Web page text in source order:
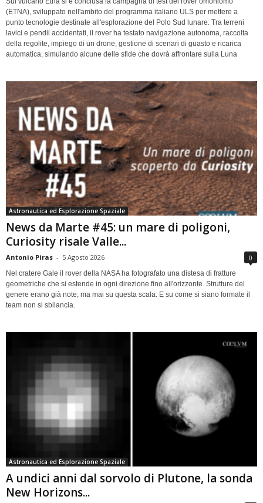
(ETNA), sviluppato nell'ambito del programma italiano ULS per mettere a
punto tecnologie destinate all'esplorazione del Polo Sud lunare. Tra terreni
lavici e pendii accidentati, il rover ha testato navigazione autonoma, raccolta
della regolite, impiego di un drone, gestione di scenari di guasto e ricarica
automatica, simulando alcune delle sfide che dovrà affrontare sulla Luna
Astronautica ed Esplorazione Spaziale
News da Marte #45: un mare di poligoni,
Curiosity risale Valle...
Antonio Piras - 5 Agosto 2026 0
Nel cratere Gale il rover della NASA ha fotografato una distesa di fratture
geometriche che si estende in ogni direzione fino all'orizzonte. Strutture del
genere erano già note, ma mai su questa scala. E su come si siano formate il
team non si sbilancia.
Astronautica ed Esplorazione Spaziale
A undici anni dal sorvolo di Plutone, la sonda
New Horizons...